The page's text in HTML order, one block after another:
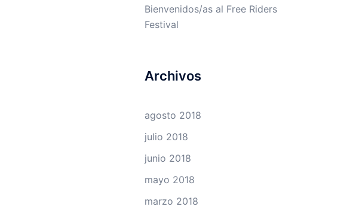
Bienvenidos/as al Free Riders
Festival
Archivos
agosto 2018
julio 2018
junio 2018
mayo 2018
marzo 2018